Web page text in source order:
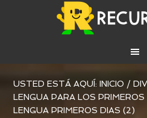
USTED ESTÁ AQUÍ:INICIO /
LENGUA PARA LOS
LENGUA PRIMEROS DIAS (2)